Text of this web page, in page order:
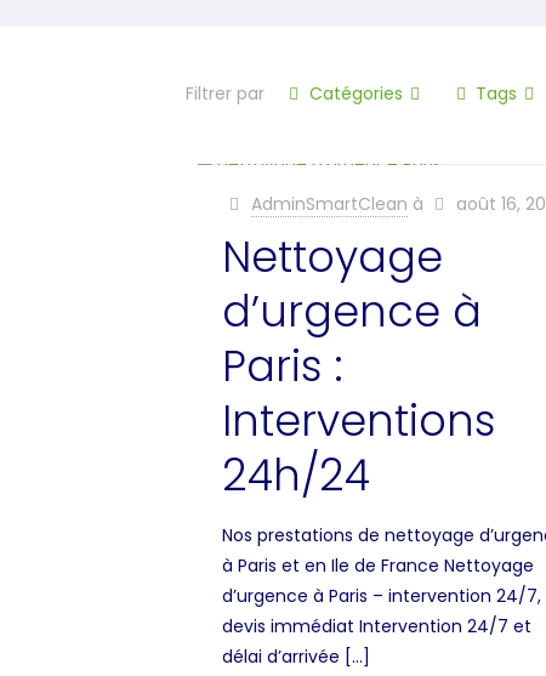
Filtrer par Catégories Tags
AdminSmartClean à août 16,
Nettoyage
d’urgence à
Paris :
Interventions
24h/24
Nos prestations de nettoyage
à Paris et en Ile de France Nettoyage
d’urgence à Paris – intervention 24/7,
devis immédiat Intervention 24/7 et
délai d’arrivée […]